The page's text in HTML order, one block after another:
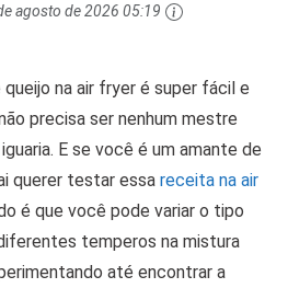
agosto de 2026 05:19
na air fryer é super fácil e
precisa ser nenhum mestre
E se você é um amante de
querer testar essa receita na air
é que você pode variar o tipo
temperos na mistura
até encontrar a